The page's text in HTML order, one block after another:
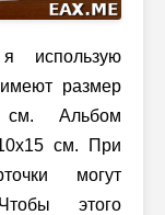
использую
размер
см. Альбом
см. При
могут
этого